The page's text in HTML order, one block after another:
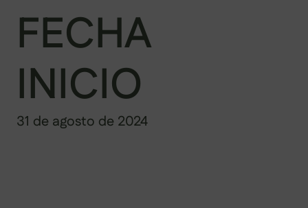
FECHA
INICIO
31 de agosto de 2024